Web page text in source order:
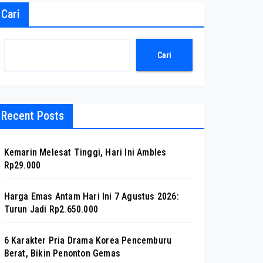
Cari
Cari
Recent Posts
Kemarin Melesat Tinggi, Hari Ini Ambles
Rp29.000
Harga Emas Antam Hari Ini 7 Agustus 2026:
Turun Jadi Rp2.650.000
6 Karakter Pria Drama Korea Pencemburu
Berat, Bikin Penonton Gemas